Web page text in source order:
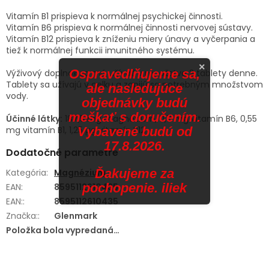
Vitamín B1 prispieva k normálnej psychickej činnosti.
Vitamín B6 prispieva k normálnej činnosti nervovej sústavy.
Vitamín B12 prispieva k zníženiu miery únavy a vyčerpania a
tiež k normálnej funkcii imunitného systému.
Výživový doplnok sa má užívať v množstve 2 tablety denne.
Tablety sa užívajú v celku a zapijú sa potrebným množstvom
vody.
Účinné látky:
187,5 mg magnézium, 0,7 mg vitamín B6, 0,55
mg vitamín B1, 1,25 µg vitamín B12
Dodatočné parametre
Kategória: Magnézium
EAN:
8595112610435
EAN::
8595112610435
Značka::
Glenmark
Položka bola vypredaná…
×
Ospravedlňujeme sa,
ale nasledujúce
objednávky budú
meškať s doručením.
Vybavené budú od
17.8.2026.
Ďakujeme za
pochopenie. iliek